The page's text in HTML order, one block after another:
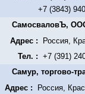
+7 (3843)
СамосваловЪ,
Адрес :
Россия,
Тел. : +7 (391)
Самур, торгово-
Адрес :
Россия,